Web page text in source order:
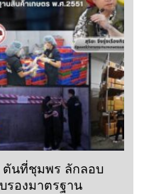
ตันที่ชุมพร ลักลอบ
รองมาตรฐาน